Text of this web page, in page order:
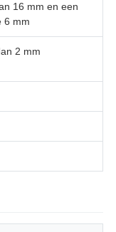
16 mm en een
6 mm
2 mm